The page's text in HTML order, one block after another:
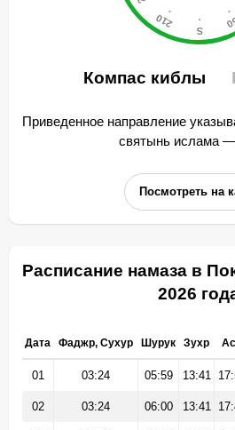
Компас киблы
Приведенное направление
святынь ислама
Посмотреть на
Расписание намаза в
2026
Дата Фаджр, Сухур Шурук Зухр
01 03:24 05:59 13:41
02 03:24 06:00 13:41